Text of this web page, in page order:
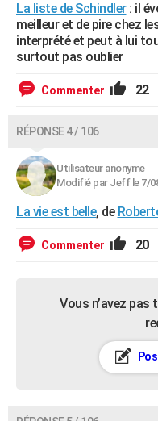
La liste de Schindler: il
meilleur et de pire chez
interprété et peut à lui
surtout pas oublier
Commenter 22
RÉPONSE 4 / 106
Utilisateur anonyme
Modifié par Jeff le 7/
La vie est belle, de
Commenter 20
Vous n’avez pas